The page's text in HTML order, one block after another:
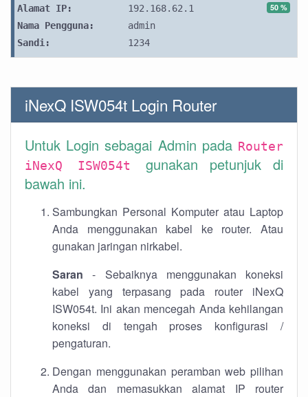
50 %
Alamat IP:
192.168.62.1
Nama Pengguna:
admin
Sandi:
1234
iNexQ ISW054t Login Router
Untuk Login sebagai Admin pada Router
iNexQ ISW054t gunakan petunjuk di
bawah ini.
Sambungkan Personal Komputer atau Laptop
Anda menggunakan kabel ke router. Atau
gunakan jaringan nirkabel.
Saran - Sebaiknya menggunakan koneksi
kabel yang terpasang pada router iNexQ
ISW054t. Ini akan mencegah Anda kehilangan
koneksi di tengah proses konfigurasi /
pengaturan.
Dengan menggunakan peramban web pilihan
Anda dan memasukkan alamat IP router